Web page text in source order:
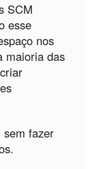
SCM
esse
nos
maioria das
sem fazer